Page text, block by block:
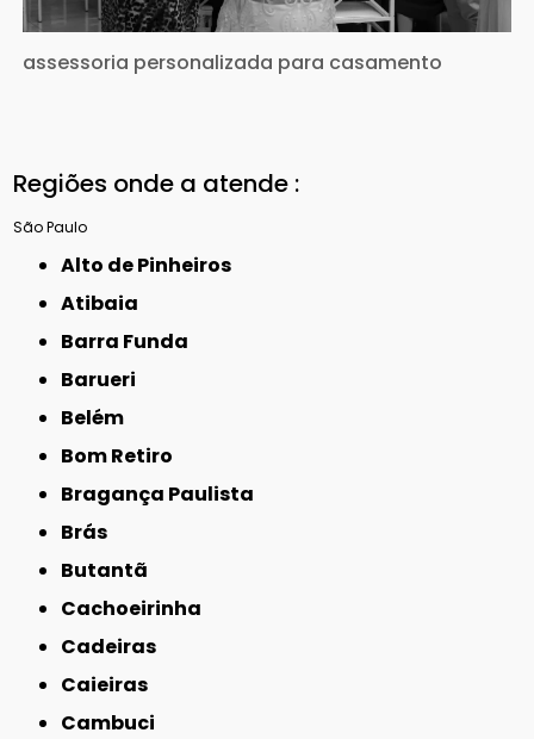
assessoria personalizada para casamento
Regiões onde a atende :
São Paulo
Alto de Pinheiros
Atibaia
Barra Funda
Barueri
Belém
Bom Retiro
Bragança Paulista
Brás
Butantã
Cachoeirinha
Cadeiras
Caieiras
Cambuci